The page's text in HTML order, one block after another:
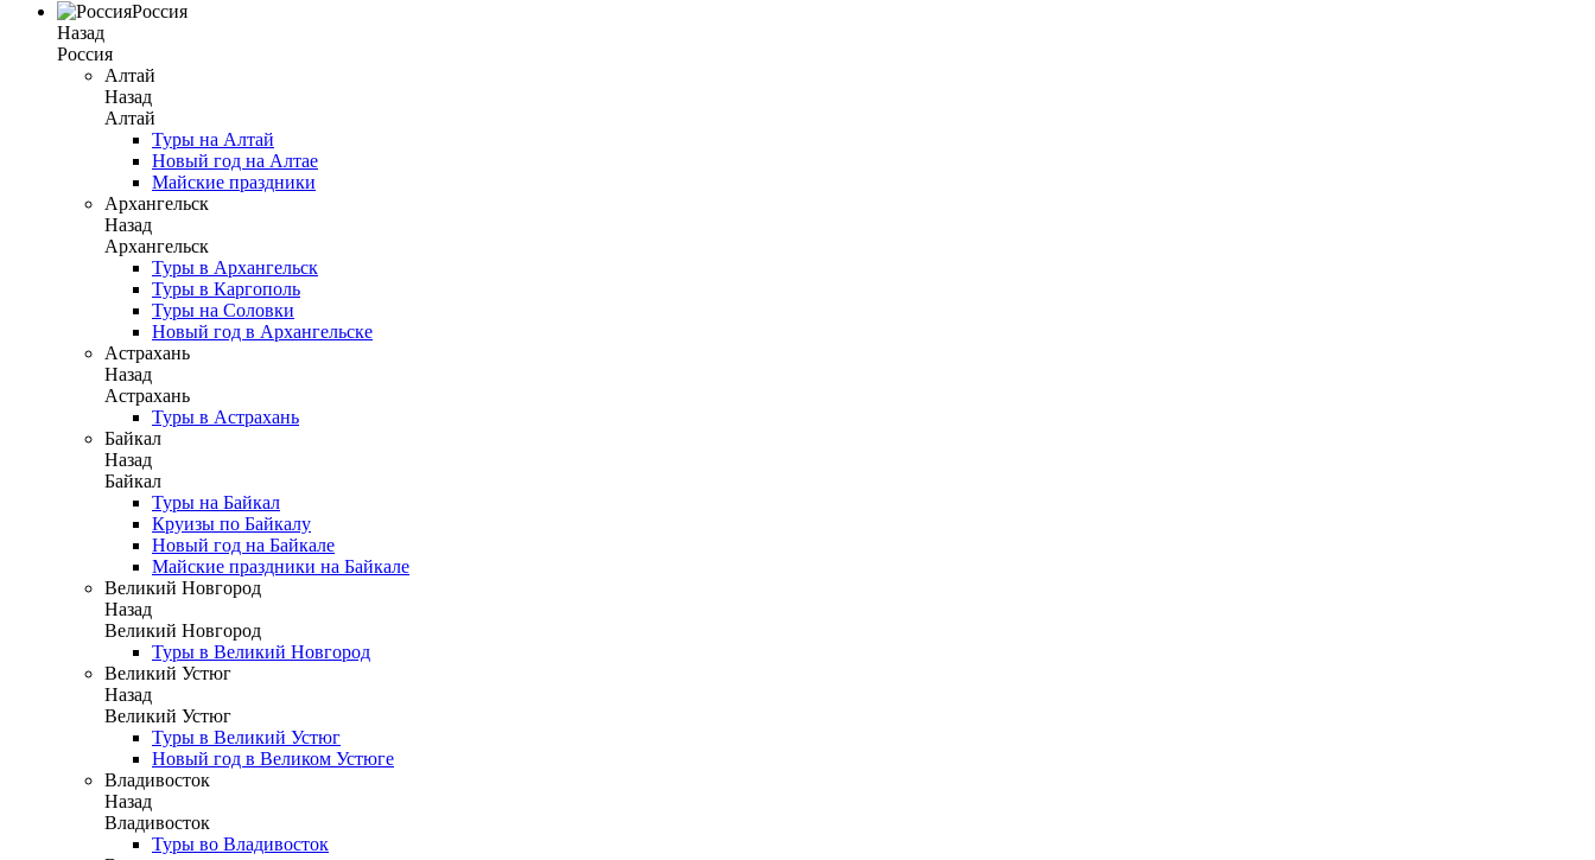
Россия
Назад
Россия
Алтай
Назад
Алтай
Туры на Алтай
Новый год на Алтае
Майские праздники
Архангельск
Назад
Архангельск
Туры в Архангельск
Туры в Каргополь
Туры на Соловки
Новый год в Архангельске
Астрахань
Назад
Астрахань
Туры в Астрахань
Байкал
Назад
Байкал
Туры на Байкал
Круизы по Байкалу
Новый год на Байкале
Майские праздники на Байкале
Великий Новгород
Назад
Великий Новгород
Туры в Великий Новгород
Великий Устюг
Назад
Великий Устюг
Туры в Великий Устюг
Новый год в Великом Устюге
Владивосток
Назад
Владивосток
Туры во Владивосток